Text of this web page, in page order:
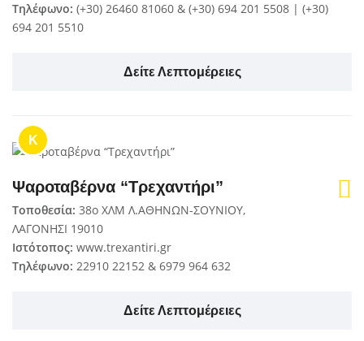
Τηλέφωνο: (+30) 26460 81060 & (+30) 694 201 5508 | (+30)
694 201 5510
Δείτε Λεπτομέρειες
K
Ψαροταβέρνα “Τρεχαντήρι”
Τοποθεσία: 38ο ΧΛΜ Λ.ΑΘΗΝΩΝ-ΣΟΥΝΙΟΥ,
ΛΑΓΟΝΗΣΙ 19010
Ιστότοπος: www.trexantiri.gr
Τηλέφωνο: 22910 22152 & 6979 964 632
Δείτε Λεπτομέρειες